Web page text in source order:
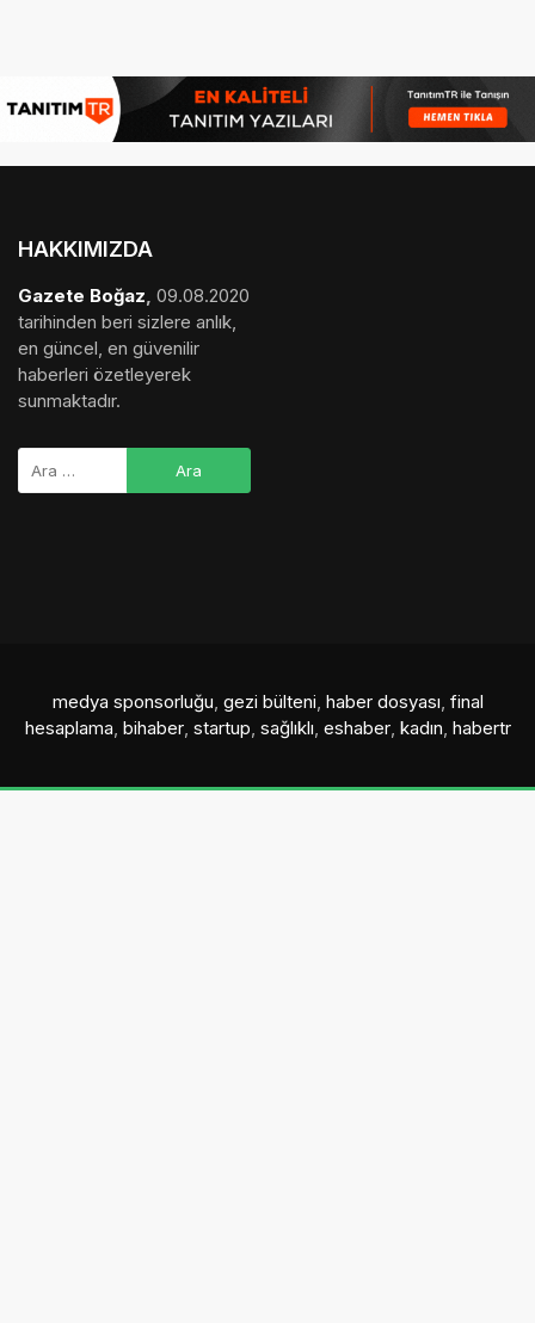
HAKKIMIZDA
Gazete Boğaz, 09.08.2020
tarihinden beri sizlere anlık,
en güncel, en güvenilir
haberleri özetleyerek
sunmaktadır.
medya sponsorluğu, gezi bülteni, haber dosyası, final
hesaplama, bihaber, startup, sağlıklı, eshaber, kadın, habertr